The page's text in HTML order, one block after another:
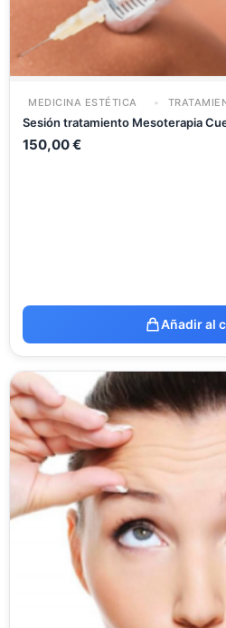
MEDICINA ESTÉTICA
Sesión tratamiento Mesoterapia
150,00€
Añadir al